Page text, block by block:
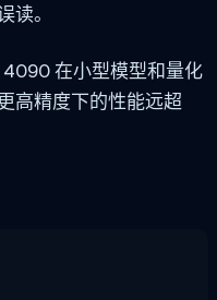
读。
4090 在小型模型和量化
高精度下的性能远超